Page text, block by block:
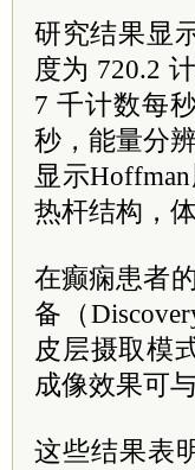
研究结果显
度为 720.2
7 千计数每
秒，能量分
显示
热杆结构，
在癫痫患者
备（
皮层摄取模
成像效果可
这些结果表